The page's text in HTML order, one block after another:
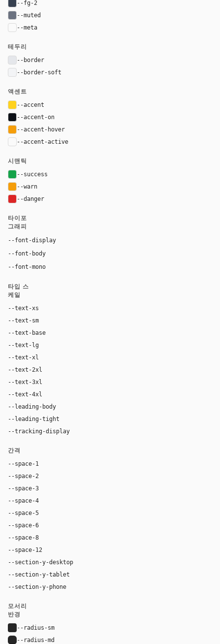
--fg-2
--muted
--meta
테두리
--border
--border-soft
액센트
--accent
--accent-on
--accent-hover
--accent-active
시맨틱
--success
--warn
--danger
타이포
그래피
--font-display
--font-body
--font-mono
타입 스
케일
--text-xs
--text-sm
--text-base
--text-lg
--text-xl
--text-2xl
--text-3xl
--text-4xl
--leading-body
--leading-tight
--tracking-display
간격
--space-1
--space-2
--space-3
--space-4
--space-5
--space-6
--space-8
--space-12
--section-y-desktop
--section-y-tablet
--section-y-phone
모서리
반경
--radius-sm
--radius-md